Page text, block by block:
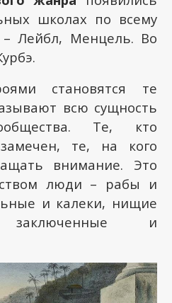
школах по всему
Лейбл, Менцель. Во
становятся те
всю сущность
Те, кто
те, на кого
внимание. Это
люди – рабы и
и калеки, нищие
и